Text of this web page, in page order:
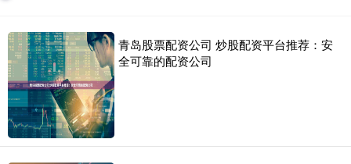
青岛股票配资公司 炒股配资平台推荐：安
全可靠的配资公司